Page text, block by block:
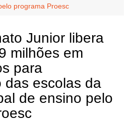
programa Proesc
Junior libera
milhões em
para
das escolas da
de ensino pelo